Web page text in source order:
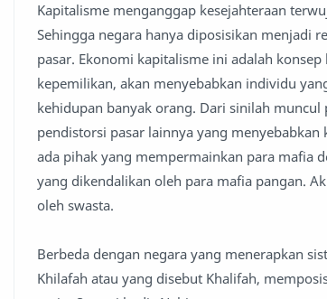
Kapitalisme menganggap kesejahteraan
Sehingga negara hanya diposisikan menjadi
pasar. Ekonomi kapitalisme ini adalah
kepemilikan, akan menyebabkan individu
kehidupan banyak orang. Dari sinilah
pendistorsi pasar lainnya yang
ada pihak yang mempermainkan para mafia
yang dikendalikan oleh para mafia pangan.
oleh swasta.
Berbeda dengan negara yang menerapkan
Khilafah atau yang disebut Khalifah,